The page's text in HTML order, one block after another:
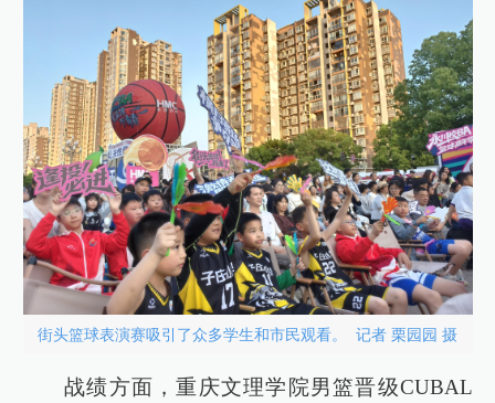
街头篮球表演赛吸引了众多学生和市民观看。 记者 栗园园 摄
战绩方面，重庆文理学院男篮晋级CUBAL